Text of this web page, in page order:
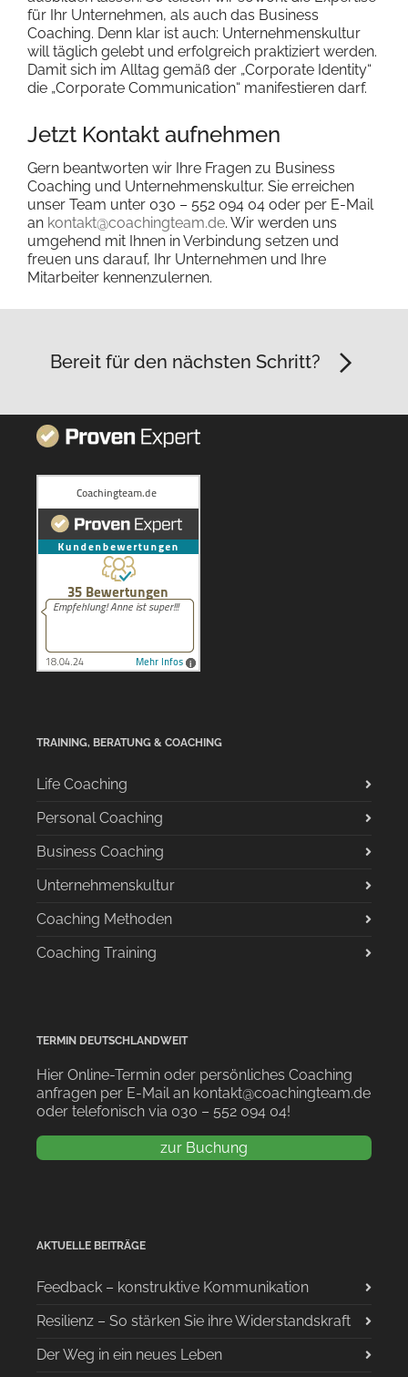
für Ihr Unternehmen, als auch das Business
Coaching. Denn klar ist auch: Unternehmenskultur
will täglich gelebt und erfolgreich praktiziert werden.
Damit sich im Alltag gemäß der „Corporate Identity“
die „Corporate Communication“ manifestieren darf.
Jetzt Kontakt aufnehmen
Gern beantworten wir Ihre Fragen zu Business
Coaching und Unternehmenskultur. Sie erreichen
unser Team unter 030 – 552 094 04 oder per E-Mail
an kontakt@coachingteam.de. Wir werden uns
umgehend mit Ihnen in Verbindung setzen und
freuen uns darauf, Ihr Unternehmen und Ihre
Mitarbeiter kennenzulernen.
Bereit für den nächsten Schritt?
TRAINING, BERATUNG & COACHING
Life Coaching
Personal Coaching
Business Coaching
Unternehmenskultur
Coaching Methoden
Coaching Training
TERMIN DEUTSCHLANDWEIT
Hier Online-Termin oder persönliches Coaching
anfragen per E-Mail an kontakt@coachingteam.de
oder telefonisch via 030 – 552 094 04!
zur Buchung
AKTUELLE BEITRÄGE
Feedback – konstruktive Kommunikation
Resilienz – So stärken Sie ihre Widerstandskraft
Der Weg in ein neues Leben